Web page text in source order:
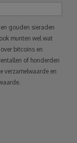
gouden sieraden
munten wel wat
bitcoins en
of honderden
verzamelwaarde en